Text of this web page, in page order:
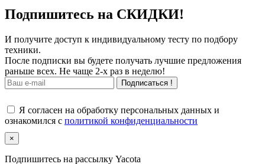
Подпишитесь на СКИДКИ!
И получите доступ к индивидуальному тесту по подбору
техники.
После подписки вы будете получать лучшие предложения
раньше всех. Не чаще 2-х раз в неделю!
Подписаться !
Я согласен на обработку персональных данных и
ознакомился с политикой конфиденциальности
×
Подпишитесь на рассылку Yacota